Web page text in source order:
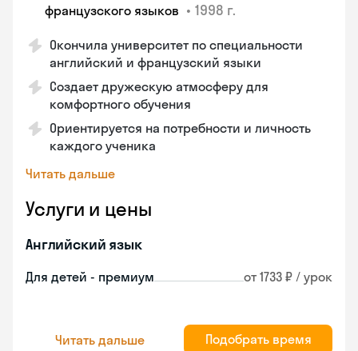
французского языков • 1998 г.
Окончила университет по специальности
английский и французский языки
Создает дружескую атмосферу для
комфортного обучения
Ориентируется на потребности и личность
каждого ученика
Читать дальше
Услуги и цены
Английский язык
Для детей - премиум от 1733 ₽ / урок
Читать дальше Подобрать время